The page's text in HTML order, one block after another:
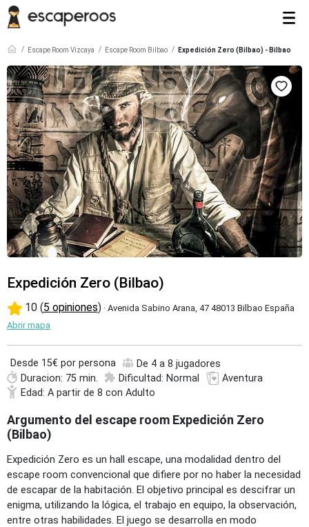
Escape Room Vizcaya Escape Room Bilbao Expedición Zero (Bilbao) - Bilbao
Expedición Zero (Bilbao)
10 (5 opiniones)· Avenida Sabino Arana, 47 48013 Bilbao España
Abrir mapa
Desde 15€ por persona
De 4 a 8 jugadores
Duracion: 75 min.
Dificultad: Normal
Aventura
Edad: A partir de 8 con Adulto
Argumento del escape room Expedición Zero
(Bilbao)
Expedición Zero es un hall escape, una modalidad dentro del
escape room convencional que difiere por no haber la necesidad
de escapar de la habitación. El objetivo principal es descifrar un
enigma, utilizando la lógica, el trabajo en equipo, la observación,
entre otras habilidades. El juego se desarrolla en modo